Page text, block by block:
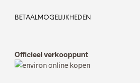
BETAALMOGELIJKHEDEN
Officieel verkooppunt